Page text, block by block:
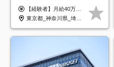
93%／20～30代活躍中！
【経験者】月給40万円～120万円(固定残業代含む)+各種手当 ★前職給与の総収入額を100％保証｜還元率84％〜100％ ★20代の平均年収570万円 ※月給には、みなし残業手当(月30時間／5万8000円以上)を含みます 超過分は別途追加支給 ※固定残業代は、時間外労働の有無に関わらず30時間分を、月5万8000円~15万7000円支給 ※上記を超える時間外労働分は追加で支給 【未経験者】月給21万円以上＋各種手当 固定残業なし(残業代発生分全額支給) ※6ヶ月の試用期間あり（※条件に変動なし） ▼単価連動性×還元率は84％～100％で収入の大幅UPが可能！ ・案件単価が月50万円の場合：年収417万円 ・案件単価が月70万円の場合：年収584万円 ・案件単価が月100万円の場合：年収834万円 ＜モデル年収＞ ▼400万円～500万円(入社初年度) ▼542万円～626万円(入社2年) ▼667万円～700万円(入社3年） ▼709万円～801万円(入社5年）
東京都_神奈川県_埼玉県_千葉県_大阪府_愛知県_北海道_青森県_岩手県_宮城県_秋田県_山形県_福島県_茨城県_栃木県_群馬県_新潟県_山梨県_長野県_富山県_石川県_福井県_静岡県_岐阜県_三重県_兵庫県_京都府_滋賀県_奈良県_和歌山県_広島県_岡山県_鳥取県_島根県_山口県_徳島県_香川県_愛媛県_高知県_福岡県_熊本県_佐賀県_長崎県_大分県_宮崎県_鹿児島県_沖縄県